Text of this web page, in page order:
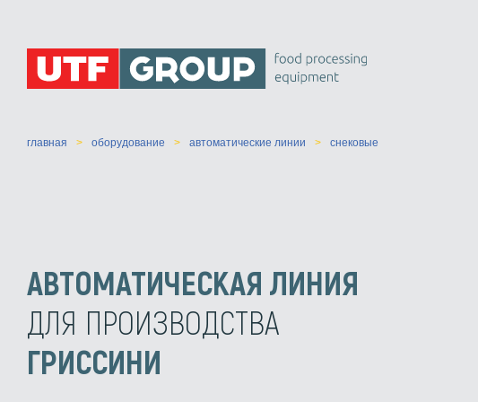
главная оборудование автоматические линии снековые
АВТОМАТИЧЕСКАЯ ЛИНИЯ
ДЛЯ ПРОИЗВОДСТВА
ГРИССИНИ